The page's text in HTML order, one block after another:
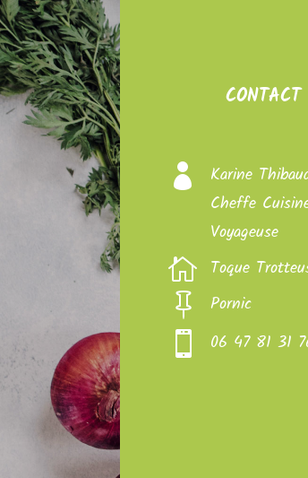
CONTACT

Karine
Cheffe
Voyageuse
 Toque
 Pornic
 06 47 81 31